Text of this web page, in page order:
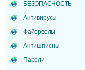
БЕЗОПАСНОСТЬ
Антивирусы
Файерволы
Антишпионы
Пароли